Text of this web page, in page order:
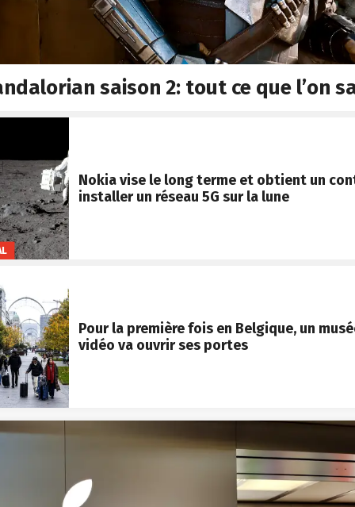
saison 2: tout ce que l’on
Nokia vise le long terme et obtient un
installer un réseau 5G sur la lune
Pour la première fois en Belgique, un
vidéo va ouvrir ses portes